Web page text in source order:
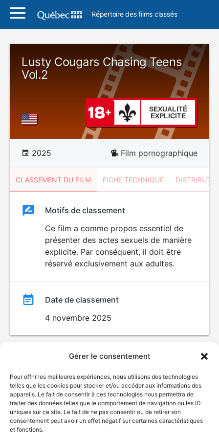
Gérer le consentement
Pour offrir les meilleures expériences, nous utilisons des technologies
telles que les cookies pour stocker et/ou accéder aux informations des
appareils. Le fait de consentir à ces technologies nous permettra de
traiter des données telles que le comportement de navigation ou les ID
uniques sur ce site. Le fait de ne pas consentir ou de retirer son
consentement peut avoir un effet négatif sur certaines caractéristiques
et fonctions.
Répertoire des films classés
Lusty Cougars Chasing Teens
Vol.2
SEXUALITÉ
EXPLICITE
2025 Film pornographique
CLASSEMENT DU FILM FICHE TECHNIQUE
ClassementClassement
SEXUALITÉ
EXPLICITE
Motifs de classement
Ce film a comme propos essentiel de
présenter des actes sexuels de manière
explicite. Par conséquent, il doit être
réservé exclusivement aux adultes.
Date de classement
4 novembre 2025